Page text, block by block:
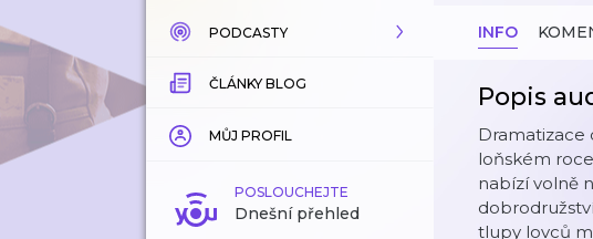
PODCASTY
KATALOG
KATEGORIE
ZÁLOŽKY
ČLÁNKY BLOG
MŮJ PROFIL
POSLOUCHEJTE
Dnešní přehled
INFO
Popis
Dramatizace
loňském
nabízí volně
tlupy lovců